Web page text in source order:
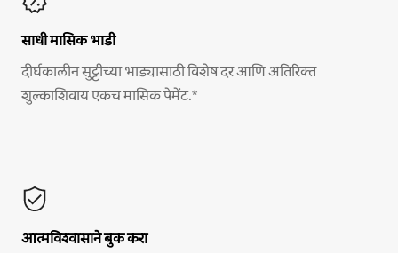
साधी मासिक भाडी
दीर्घकालीन सुट्टीच्या भाड्यासाठी विशेष दर आणि अतिरिक्त
शुल्काशिवाय एकच मासिक पेमेंट.*
आत्मविश्वासाने बुक करा